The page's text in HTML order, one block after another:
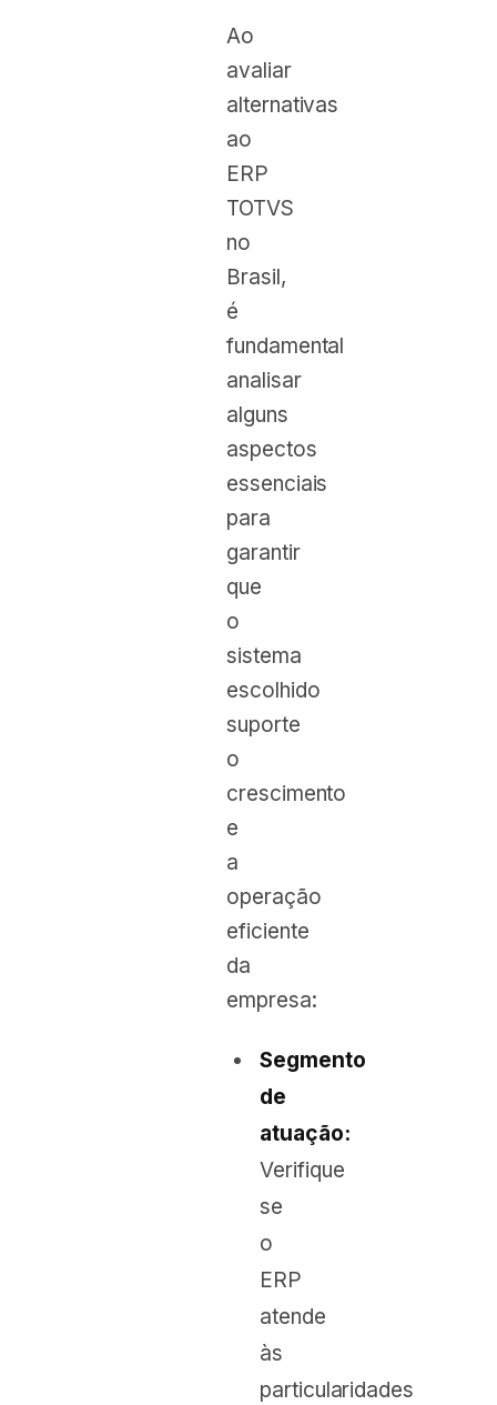
Ao
avaliar
alternativas
ao
ERP
TOTVS
no
Brasil,
é
fundamental
analisar
alguns
aspectos
essenciais
para
garantir
que
o
sistema
escolhido
suporte
o
crescimento
e
a
operação
eficiente
da
empresa:
Segmento
de
atuação:
Verifique
se
o
ERP
atende
às
particularidades